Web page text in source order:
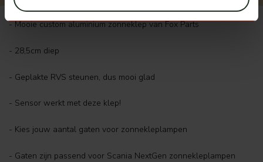
- Mooie custom aluminium zonneklep van Fox Parts
- 28,5cm diep
- Geplakte RVS steunen, dus mooi glad
- Sensor werkt met deze klep!
- Kies jouw aantal gaten voor zonnekleplampen
- Gaten zijn passend voor Scania NextGen zonnekleplampen